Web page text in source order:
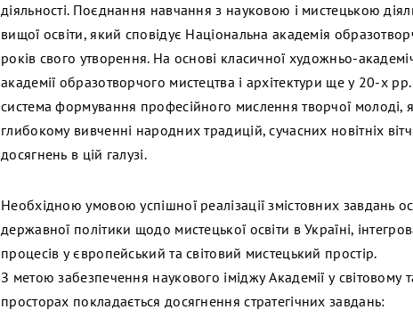
діяльності. Поєднання навчання з науковою і мистецькою
вищої освіти, який сповідує Національна академія
років свого утворення. На основі класичної художньо-
академії образотворчого мистецтва і архітектури ще у 20-х
система формування професійного мислення творчої молоді,
глибокому вивченні народних традицій, сучасних новітніх
досягнень в цій галузі.
Необхідною умовою успішної реалізації змістовних завдань
державної політики щодо мистецької освіти в Україні,
процесів у європейський та світовий мистецький простір.
З метою забезпечення наукового іміджу Академії у
просторах покладається досягнення стратегічних завдань: